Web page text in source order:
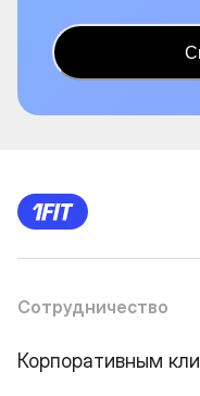
Сотрудничество
Корпоративным